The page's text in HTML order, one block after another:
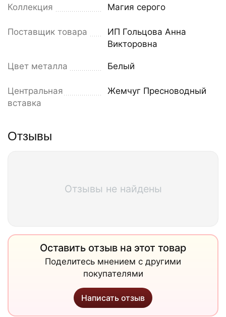
Коллекция Магия серого
Поставщик товара
ИП Гольцова Анна
Викторовна
Цвет металла Белый
Центральная
вставка
Жемчуг Пресноводный
Отзывы
Отзывы не найдены
Оставить отзыв на этот товар
Поделитесь мнением с другими
покупателями
Написать отзыв